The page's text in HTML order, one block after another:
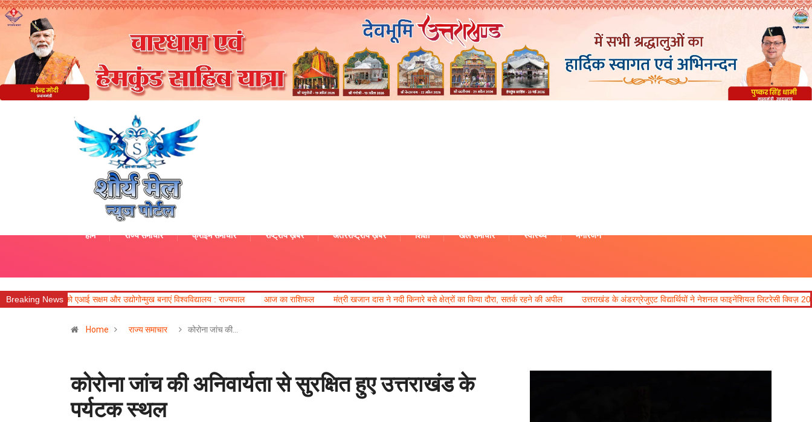
होम राज्य समाचार क्राइम समाचार राष्ट्रीय ख़बरें अंतरराष्ट्रीय ख़बरें शिक्षा खेल समाचार स्वास्थ्य मनोरंजन
Breaking News
और उद्योगोन्मुख बनाएं विश्वविद्यालय : राज्यपाल आज का राशिफल मंत्री खजान दास ने नदी किनारे बसे क्षेत्रों का किया दौरा, सतर्क रहने की अपील उत्तराखंड के अंडरग्रेजुएट विद्यार्थियों ने नेशनल फाइनेंशियल लिटरेसी क्विज़ 2026 में उत्कृष्ट प्रदर्शन किया
Home राज्य समाचार कोरोना जांच की…
कोरोना जांच की अनिवार्यता से सुरक्षित हुए उत्तराखंड के
पर्यटक स्थल